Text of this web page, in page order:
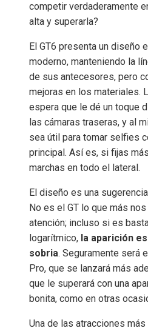
competir verdaderamente
alta y superarla?
El GT6 presenta un diseño
moderno, manteniendo la
de sus antecesores, pero
mejoras en los materiales.
espera que le dé un toque
las cámaras traseras, y al
sea útil para tomar selfies
principal. Así es, si fijas
marchas en todo el lateral.
El diseño es una
No es el GT lo que más
atención; incluso si es
logarítmico, la aparición
sobria. Seguramente será
Pro, que se lanzará más
que le superará con una
bonita, como en otras
Una de las atracciones